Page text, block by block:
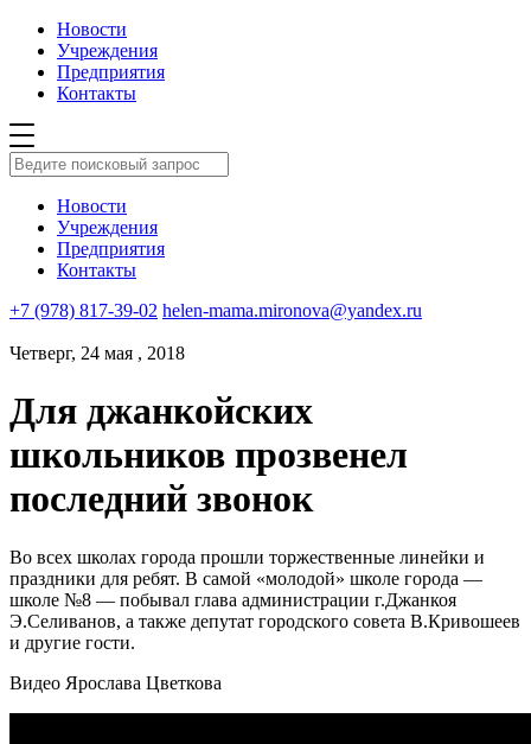
Новости
Учреждения
Предприятия
Контакты
Новости
Учреждения
Предприятия
Контакты
+7 (978) 817-39-02 helen-mama.mironova@yandex.ru
Четверг, 24 мая , 2018
Для джанкойских
школьников прозвенел
последний звонок
Во всех школах города прошли торжественные линейки и
праздники для ребят. В самой «молодой» школе города —
школе №8 — побывал глава администрации г.Джанкоя
Э.Селиванов, а также депутат городского совета В.Кривошеев
и другие гости.
Видео Ярослава Цветкова